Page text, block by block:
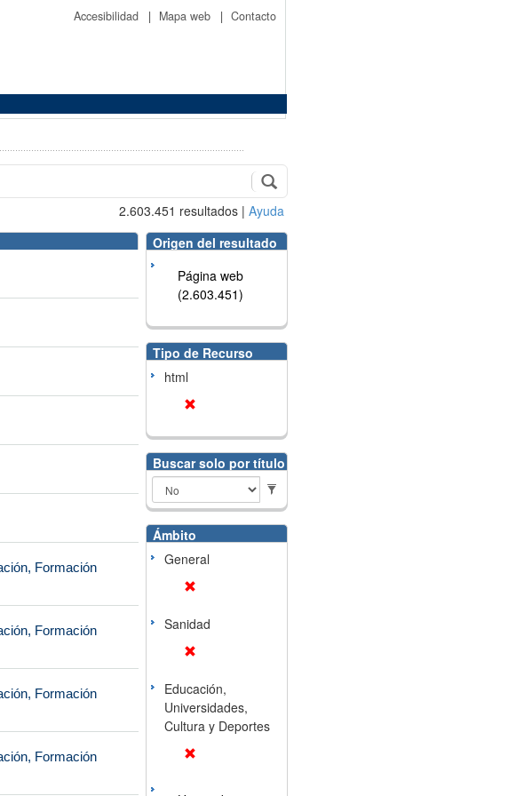
Accesibilidad | Mapa web | Contacto
2.603.451 resultados | Ayuda
Formación
Formación
Formación
Formación
Origen del resultado
Página web
(2.603.451)
Tipo de Recurso
html
Buscar solo por título
Ámbito
General
Sanidad
Educación,
Universidades,
Cultura y Deportes